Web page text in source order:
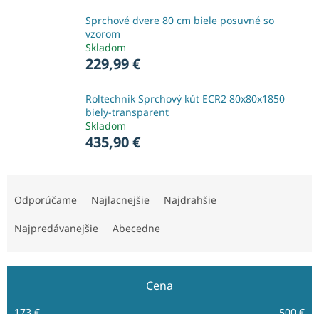
Sprchové dvere 80 cm biele posuvné so
vzorom
Skladom
229,99 €
Roltechnik Sprchový kút ECR2 80x80x1850
biely-transparent
Skladom
435,90 €
Odporúčame Najlacnejšie Najdrahšie
Najpredávanejšie Abecedne
Cena